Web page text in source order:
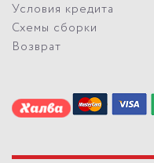
Условия кредита
Схемы сборки
Возврат